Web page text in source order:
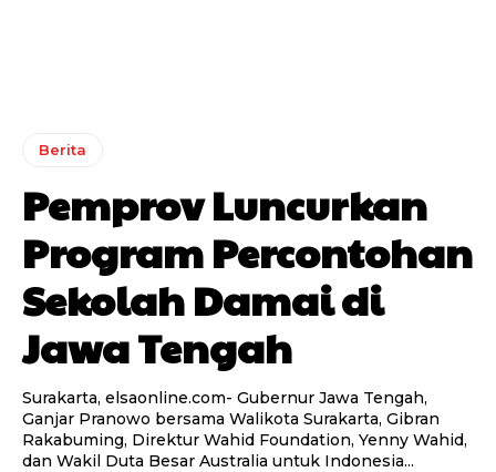
Berita
Pemprov Luncurkan
Program Percontohan
Sekolah Damai di
Jawa Tengah
Surakarta, elsaonline.com- Gubernur Jawa Tengah,
Ganjar Pranowo bersama Walikota Surakarta, Gibran
Rakabuming, Direktur Wahid Foundation, Yenny Wahid,
dan Wakil Duta Besar Australia untuk Indonesia...